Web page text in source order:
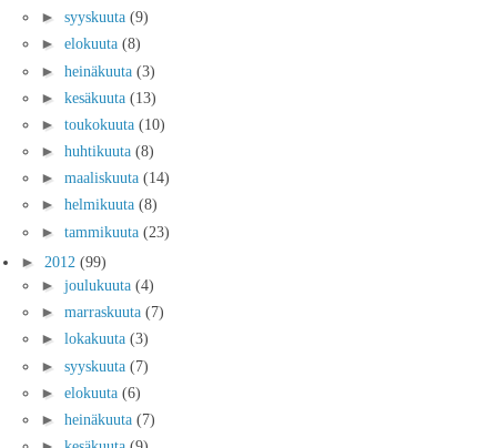
► syyskuuta (9)
► elokuuta (8)
► heinäkuuta (3)
► kesäkuuta (13)
► toukokuuta (10)
► huhtikuuta (8)
► maaliskuuta (14)
► helmikuuta (8)
► tammikuuta (23)
► 2012 (99)
► joulukuuta (4)
► marraskuuta (7)
► lokakuuta (3)
► syyskuuta (7)
► elokuuta (6)
► heinäkuuta (7)